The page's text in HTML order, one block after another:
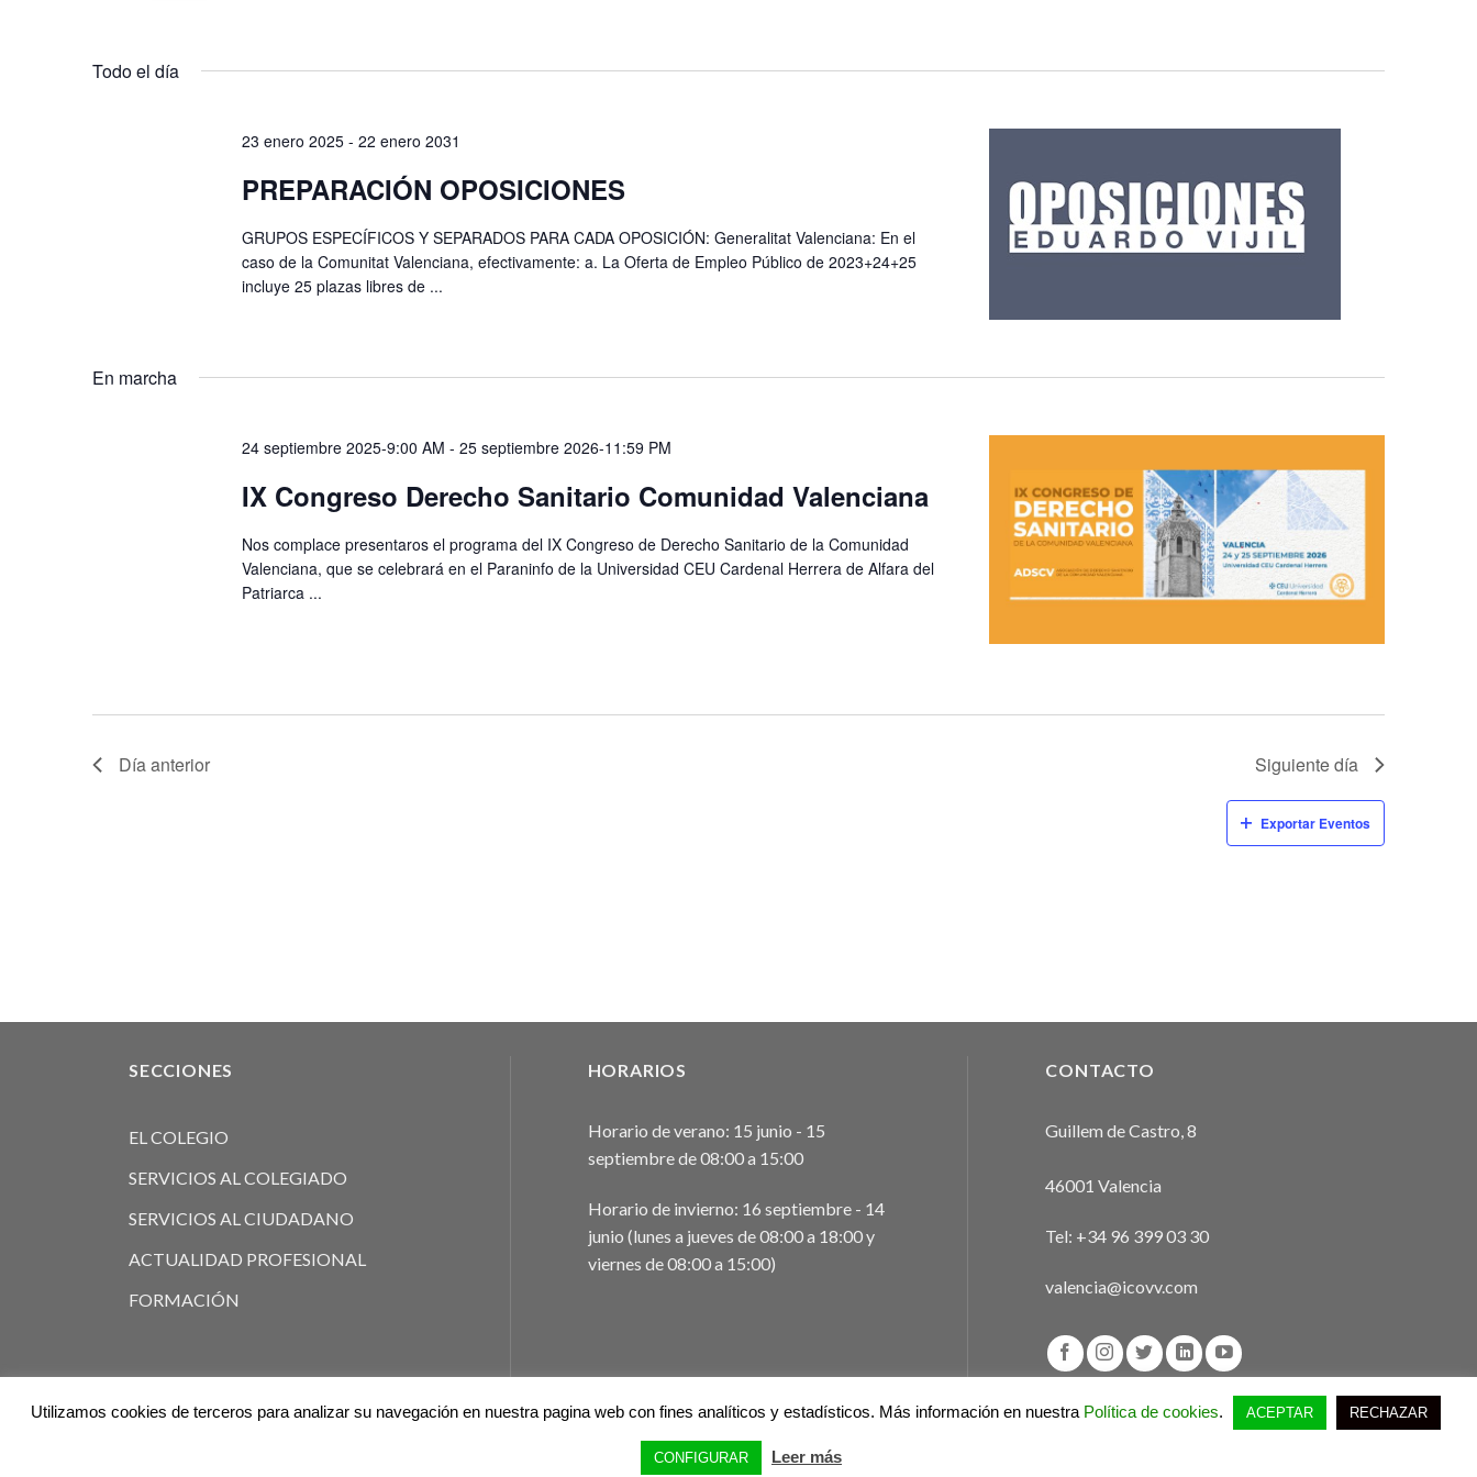
Eventos
palabra
Todo el día
23 enero 2025- 22 enero 2031
PREPARACIÓN OPOSICIONES
GRUPOS ESPECÍFICOS Y SEPARADOS PARA CADA OPOSICIÓN: Generalitat Valenciana: En el
caso de la Comunitat Valenciana, efectivamente: a. La Oferta de Empleo Público de 2023+24+25
incluye 25 plazas libres de ...
En marcha
24 septiembre 2025-9:00 AM - 25 septiembre 2026-11:59 PM
IX Congreso Derecho Sanitario Comunidad Valenciana
Nos complace presentaros el programa del IX Congreso de Derecho Sanitario de la Comunidad
Valenciana, que se celebrará en el Paraninfo de la Universidad CEU Cardenal Herrera de Alfara del
Patriarca ...
Día anterior Siguiente día
Exportar Eventos
SECCIONES
EL COLEGIO
SERVICIOS AL COLEGIADO
SERVICIOS AL CIUDADANO
ACTUALIDAD PROFESIONAL
FORMACIÓN
HORARIOS
Horario de verano: 15 junio - 15
septiembre de 08:00 a 15:00
Horario de invierno: 16 septiembre - 14
junio (lunes a jueves de 08:00 a 18:00 y
viernes de 08:00 a 15:00)
CONTACTO
Guillem de Castro, 8
46001 Valencia
Tel: +34 96 399 03 30
valencia@icovv.com
Utilizamos cookies de terceros para analizar su navegación en nuestra pagina web con fines analíticos y estadísticos. Más información en nuestra Política de cookies. ACEPTAR RECHAZAR
CONFIGURAR Leer más